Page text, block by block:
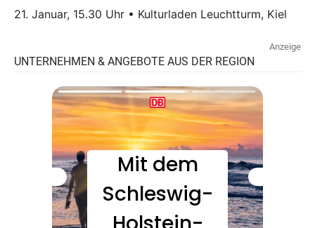
21. Januar, 15.30 Uhr • Kulturladen Leuchtturm, Kiel